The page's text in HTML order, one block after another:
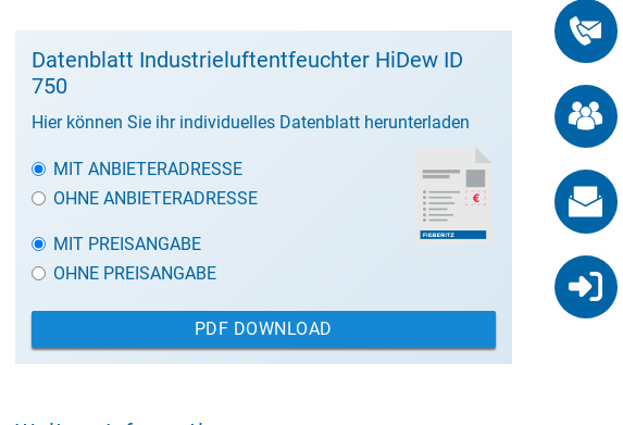
Datenblatt Industrieluftentfeuchter HiDew ID
750
Hier können Sie ihr individuelles Datenblatt herunterladen
MIT ANBIETERADRESSE
OHNE ANBIETERADRESSE
MIT PREISANGABE
OHNE PREISANGABE
PDF DOWNLOAD